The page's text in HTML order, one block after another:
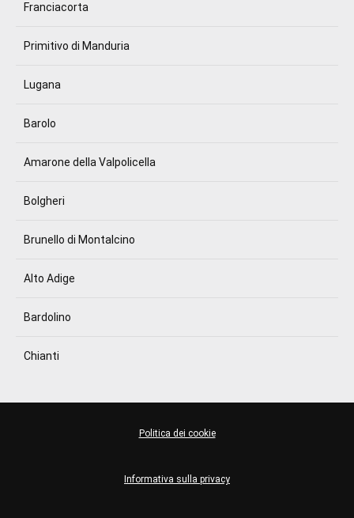
Franciacorta
Primitivo di Manduria
Lugana
Barolo
Amarone della Valpolicella
Bolgheri
Brunello di Montalcino
Alto Adige
Bardolino
Chianti
Informativa sulla privacy
Politica dei cookie